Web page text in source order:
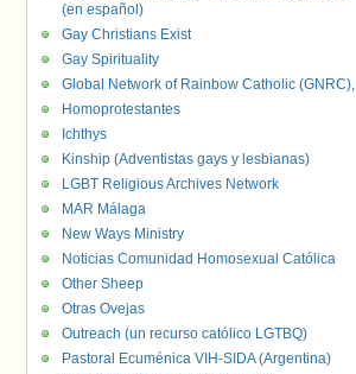
(en español)
Gay Christians Exist
Gay Spirituality
Global Network of Rainbow Catholic (GNRC),
Homoprotestantes
Ichthys
Kinship (Adventistas gays y lesbianas)
LGBT Religious Archives Network
MAR Málaga
New Ways Ministry
Noticias Comunidad Homosexual Católica
Other Sheep
Otras Ovejas
Outreach (un recurso católico LGTBQ)
Pastoral Ecuménica VIH-SIDA (Argentina)